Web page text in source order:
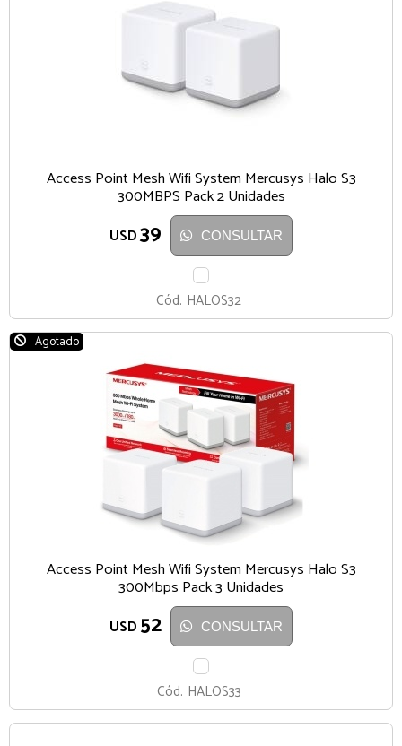
Access Point Mesh Wifi System Mercusys Halo S3
300MBPS Pack 2 Unidades
USD39 CONSULTAR
Cód. HALOS32
Agotado
Access Point Mesh Wifi System Mercusys Halo S3
300Mbps Pack 3 Unidades
USD 52 CONSULTAR
Cód. HALOS33